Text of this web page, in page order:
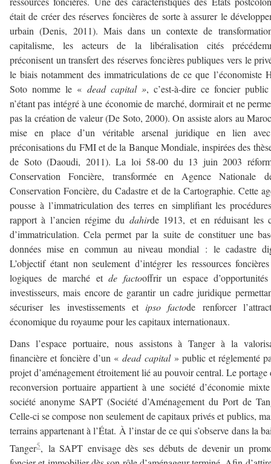
était de créer des réserves foncières de sorte à assurer le
urbain (Denis, 2011). Mais dans un contexte de
capitalisme, les acteurs de la libéralisation cités
préconisent un transfert des réserves foncières publiques vers le
le biais notamment des immatriculations de ce que l’économiste
Soto nomme le « dead capital », c’est-à-dire ce foncier
n’étant pas intégré à une économie de marché, dormirait et ne
pas la création de valeur (De Soto, 2000). On assiste alors au
mise en place d’un véritable arsenal juridique en lien
préconisations du FMI et de la Banque Mondiale, inspirées des
de Soto (Daoudi, 2011). La loi 58-00 du 13 juin 2003
Conservation Foncière, transformée en Agence Nationale
Conservation Foncière, du Cadastre et de la Cartographie. Cette
pousse à l’immatriculation des terres en simplifiant les
rapport à l’ancien régime du dahirde 1913, et en réduisant les
d’immatriculation. Cela permet par la suite de constituer une
données mise en commun au niveau mondial : le cadastre
L’objectif étant non seulement d’intégrer les ressources
logiques de marché etde factooffrir un espace
investisseurs, mais encore de garantir un cadre juridique
sécuriser les investissements etipso factode renforcer
économique du royaume pour les capitaux internationaux.
Dans l’espace portuaire, nous assistons à Tanger à la
financière et foncière d’un «dead capital» public et réglementé
projet d’aménagement étroitement lié au pouvoir central. Le portage
reconversion portuaire appartient à une société d’économie
société anonyme SAPT (Société d’Aménagement du Port de
Celle-ci se compose non seulement de capitaux privés et publics,
terrains appartenant à l’État. À l’instar de ce qui s’observe dans la
Tanger5, la SAPT envisage dès ses débuts de devenir un